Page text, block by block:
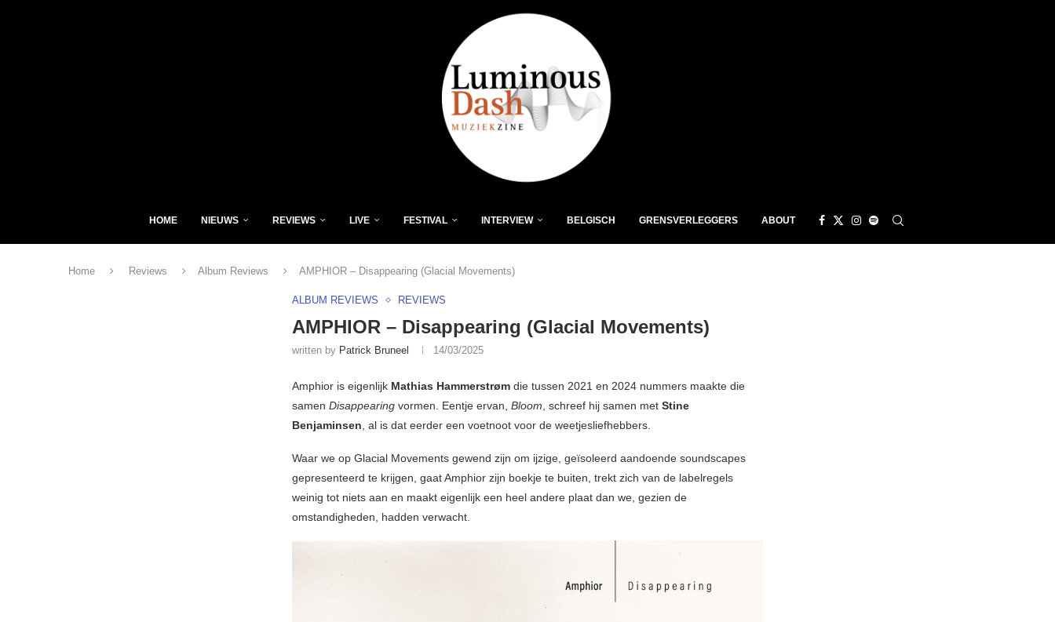
HOME NIEUWS REVIEWS LIVE FESTIVAL INTERVIEW BELGISCH GRENSVERLEGGERS ABOUT
Home Reviews Album Reviews AMPHIOR – Disappearing (Glacial Movements)
ALBUM REVIEWS REVIEWS
AMPHIOR – Disappearing (Glacial Movements)
written by Patrick Bruneel 14/03/2025
Amphior is eigenlijk Mathias Hammerstrøm die tussen 2021 en 2024 nummers maakte die
samen Disappearing vormen. Eentje ervan, Bloom, schreef hij samen met Stine
Benjaminsen, al is dat eerder een voetnoot voor de weetjesliefhebbers.
Waar we op Glacial Movements gewend zijn om ijzige, geïsoleerd aandoende soundscapes
gepresenteerd te krijgen, gaat Amphior zijn boekje te buiten, trekt zich van de labelregels
weinig tot niets aan en maakt eigenlijk een heel andere plaat dan we, gezien de
omstandigheden, hadden verwacht.